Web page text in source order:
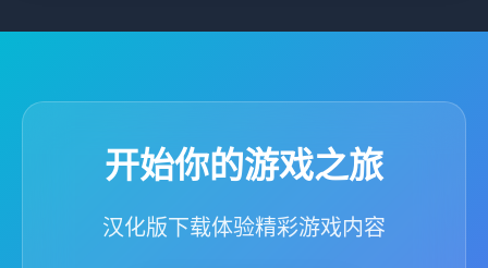
开始你的游戏之旅
汉化版下载体验精彩游戏内容